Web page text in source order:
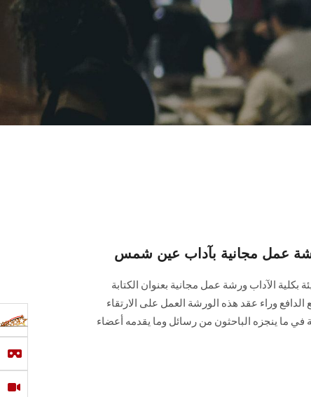
ورشة عمل مجانية بآداب عين شمس
بكلية الآداب ورشة عمل مجانية بعنوان الكتابة
الدافع وراء عقد هذه الورشة العمل على الارتقاء
في ما ينجزه الباحثون من رسائل وما يقدمه أعضاء